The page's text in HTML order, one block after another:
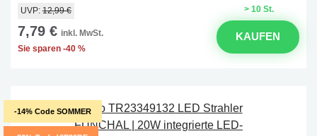
> 10 St.
UVP: 12,99 €
7,79 € inkl. MwSt.
Sie sparen -40 %
KAUFEN
-14% Code SOMMER